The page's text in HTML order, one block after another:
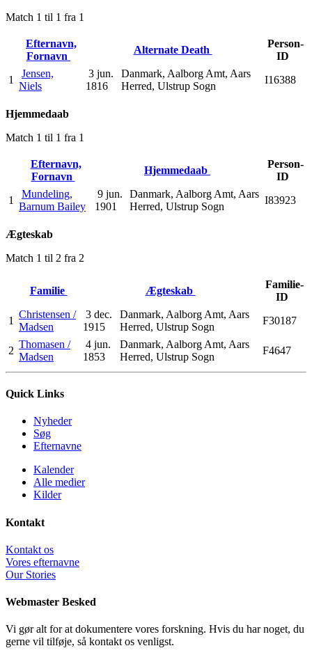
Match 1 til 1 fra 1
Efternavn,
Fornavn
Alternate Death
Person-
ID
1
Jensen,
Niels
3 jun.
1816
Danmark, Aalborg Amt, Aars
Herred, Ulstrup Sogn
I16388
Hjemmedaab
Match 1 til 1 fra 1
Efternavn,
Fornavn
Hjemmedaab
Person-
ID
1
Mundeling,
Barnum Bailey
9 jun.
1901
Danmark, Aalborg Amt, Aars
Herred, Ulstrup Sogn
I83923
Ægteskab
Match 1 til 2 fra 2
Familie Ægteskab
Familie-
ID
1
Christensen /
Madsen
3 dec.
1915
Danmark, Aalborg Amt, Aars
Herred, Ulstrup Sogn
F30187
2
Thomasen /
Madsen
4 jun.
1853
Danmark, Aalborg Amt, Aars
Herred, Ulstrup Sogn
F4647
Quick Links
Nyheder
Søg
Efternavne
Kalender
Alle medier
Kilder
Kontakt
Kontakt os
Vores efternavne
Our Stories
Webmaster Besked
Vi gør alt for at dokumentere vores forskning. Hvis du har noget, du
gerne vil tilføje, så kontakt os venligst.